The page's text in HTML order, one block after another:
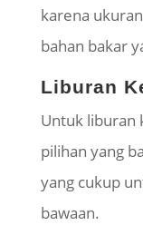
karena
bahan bakar
Liburan
Untuk liburan
pilihan yang
yang cukup
bawaan.